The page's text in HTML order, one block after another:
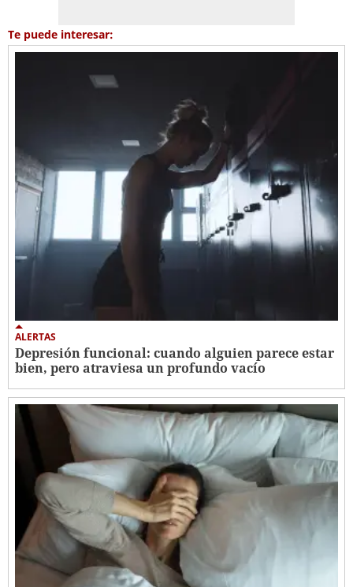
Te puede interesar:
ALERTAS
Depresión funcional: cuando alguien parece estar
bien, pero atraviesa un profundo vacío